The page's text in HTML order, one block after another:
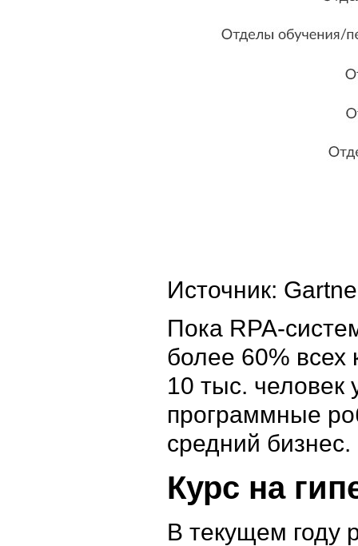
Источник:
Пока RPA-
более 60% всех
10 тыс. человек
программные
средний бизнес.
Курс на
В текущем году